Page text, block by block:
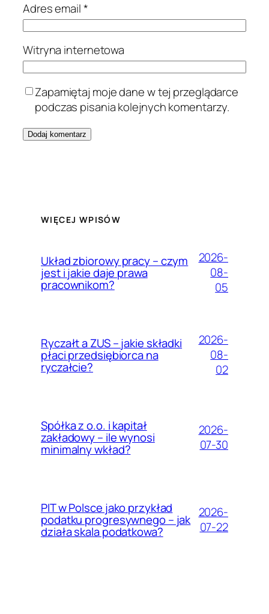
Adres email*
Witryna internetowa
Zapamiętaj moje dane w tej przeglądarce
podczas pisania kolejnych komentarzy.
WIĘCEJ WPISÓW
Układ zbiorowy pracy – czym
jest i jakie daje prawa
pracownikom?
2026-
08-
05
Ryczałt a ZUS – jakie składki
płaci przedsiębiorca na
ryczałcie?
2026-
08-
02
Spółka z o.o. i kapitał
zakładowy – ile wynosi
minimalny wkład?
2026-
07-30
PIT w Polsce jako przykład
podatku progresywnego – jak
działa skala podatkowa?
2026-
07-22